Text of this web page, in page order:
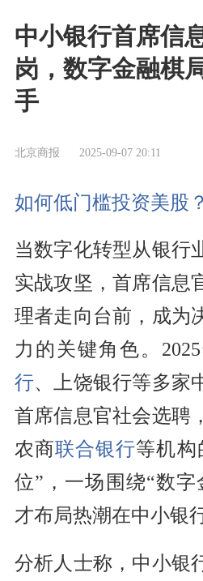
中小银行首席信
岗，数字金融棋
手
北京商报 2025-09-07 20:11
如何低门槛投资美股？
当数字化转型从银行
实战攻坚，首席信息
理者走向台前，成为
力的关键角色。
行、上饶银行等多家
首席信息官社会选聘，
农商联合银行等机构
位”，一场围绕“数字
才布局热潮在中小银
分析人士称，中小银